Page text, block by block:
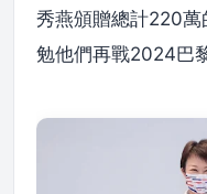
秀燕頒贈總計220萬
勉他們再戰2024巴